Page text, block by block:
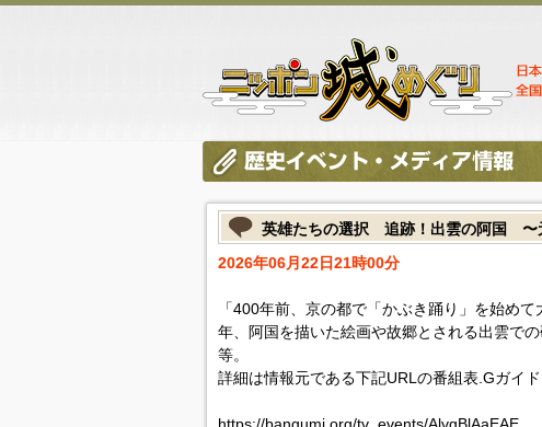
英雄たちの選択 追跡！出雲の阿国 〜
2026年06月22日21時00分
「400年前、京の都で「かぶき踊り」を始め
年、阿国を描いた絵画や故郷とされる出雲で
等。
詳細は情報元である下記URLの番組表.Gガイド